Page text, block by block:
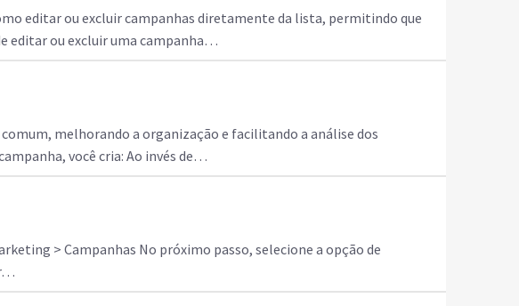
editar ou excluir campanhas diretamente da lista, permitindo que
editar ou excluir uma campanha…
melhorando a organização e facilitando a análise dos
você cria: Ao invés de…
> Campanhas No próximo passo, selecione a opção de